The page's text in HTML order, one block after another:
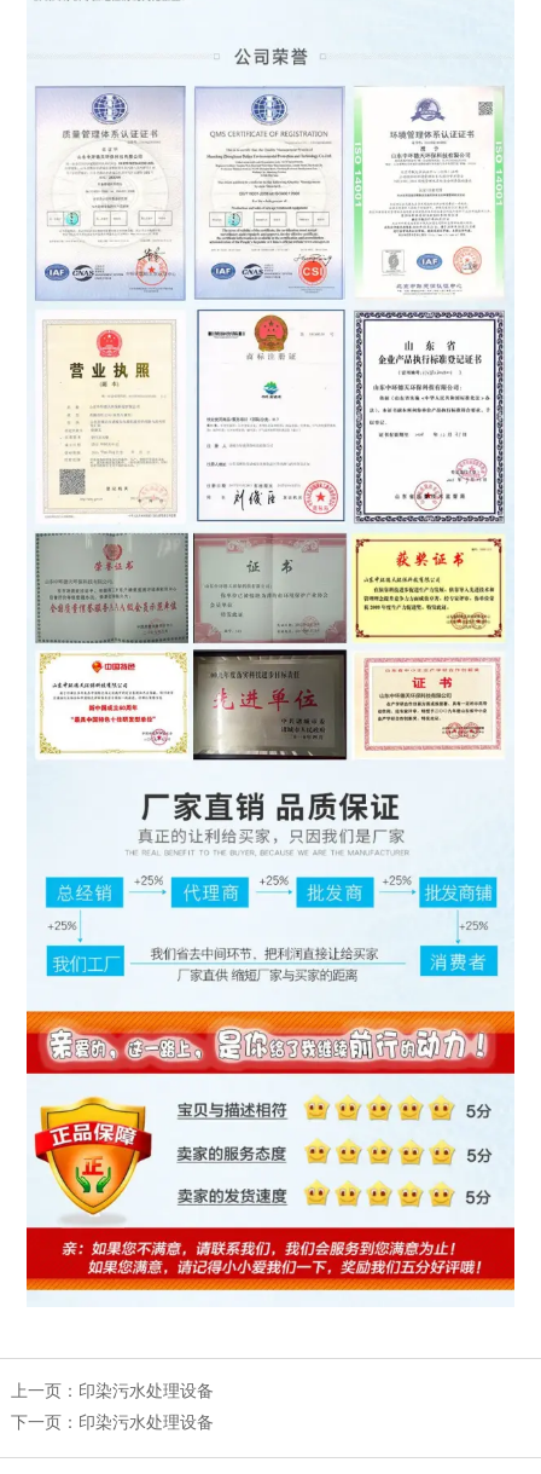
上一页： 印染污水处理设备
下一页： 印染污水处理设备